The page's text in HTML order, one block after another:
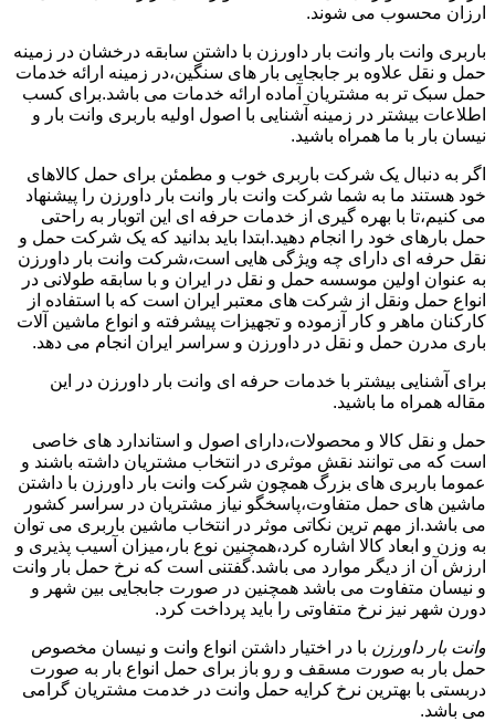
ارزان محسوب می شوند.
باربری وانت بار وانت بار داورزن با داشتن سابقه درخشان در زمینه
حمل و نقل علاوه بر جابجایی بار های سنگین،در زمینه ارائه خدمات
حمل سبک تر به مشتریان آماده ارائه خدمات می باشد.برای کسب
اطلاعات بیشتر در زمینه آشنایی با اصول اولیه باربری وانت بار و
نیسان بار با ما همراه باشید.
اگر به دنبال یک شرکت باربری خوب و مطمئن برای حمل کالاهای
خود هستند ما به شما شرکت وانت بار وانت بار داورزن را پیشنهاد
می کنیم،تا با بهره گیری از خدمات حرفه ای این اتوبار به راحتی
حمل بارهای خود را انجام دهید.ابتدا باید بدانید که یک شرکت حمل و
نقل حرفه ای دارای چه ویژگی هایی است،شرکت وانت بار داورزن
به عنوان اولین موسسه حمل و نقل در ایران و با سابقه طولانی در
انواع حمل ونقل از شرکت های معتبر ایران است که با استفاده از
کارکنان ماهر و کار آزموده و تجهیزات پیشرفته و انواع ماشین آلات
باری مدرن حمل و نقل در داورزن و سراسر ایران انجام می دهد.
برای آشنایی بیشتر با خدمات حرفه ای وانت بار داورزن در این
مقاله همراه ما باشید.
حمل و نقل کالا و محصولات،دارای اصول و استاندارد های خاصی
است که می توانند نقش موثری در انتخاب مشتریان داشته باشند و
عموما باربری های بزرگ همچون شرکت وانت بار داورزن با داشتن
ماشین های حمل متفاوت،پاسخگو نیاز مشتریان در سراسر کشور
می باشد.از مهم ترین نکاتی موثر در انتخاب ماشین باربری می توان
به وزن و ابعاد کالا اشاره کرد،همچنین نوع بار،میزان آسیب پذیری و
ارزش آن از دیگر موارد می باشد.گفتنی است که نرخ حمل بار وانت
و نیسان متفاوت می باشد همچنین در صورت جابجایی بین شهر و
دورن شهر نیز نرخ متفاوتی را باید پرداخت کرد.
وانت بار داورزن با در اختیار داشتن انواع وانت و نیسان مخصوص
حمل بار به صورت مسقف و رو باز برای حمل انواع بار به صورت
دربستی با بهترین نرخ کرایه حمل وانت در خدمت مشتریان گرامی
می باشد.